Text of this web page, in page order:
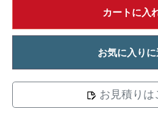
カートに入
お気に入りに
お見積りは